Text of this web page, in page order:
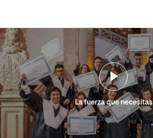
La fuerza que necesitas